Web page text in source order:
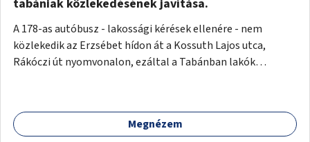
tabániak közlekedésének javítása.
A 178-as autóbusz - lakossági kérések ellenére - nem
közlekedik az Erzsébet hídon át a Kossuth Lajos utca,
Rákóczi út nyomvonalon, ezáltal a Tabánban lakók
járattal feljutni a Naphegyre, ahol iskola és óvoda is van a
körzetben élők számára. Megoldás lenne, ha a 178-as
Megnézem